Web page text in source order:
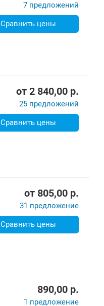
7 предложений
Сравнить цены
от 2 840,00 p.
25 предложений
Сравнить цены
от 805,00 p.
31 предложение
Сравнить цены
890,00 p.
1 предложение